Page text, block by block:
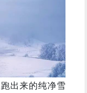
出来的纯净雪